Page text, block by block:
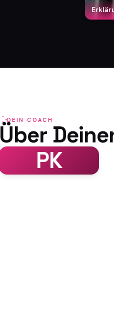
DEIN COACH
Über
PK